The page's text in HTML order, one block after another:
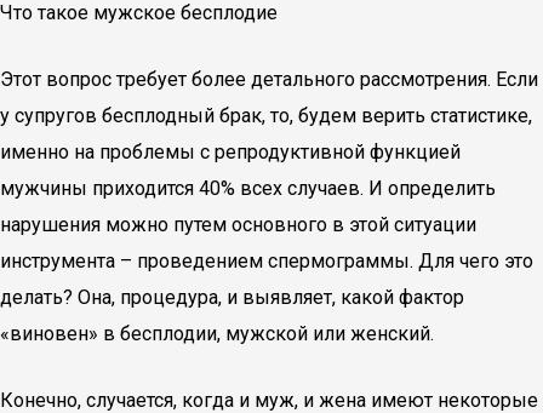
Что такое мужское бесплодие
Этот вопрос требует более детального рассмотрения. Если
у супругов бесплодный брак, то, будем верить статистике,
именно на проблемы с репродуктивной функцией
мужчины приходится 40% всех случаев. И определить
нарушения можно путем основного в этой ситуации
инструмента – проведением спермограммы. Для чего это
делать? Она, процедура, и выявляет, какой фактор
«виновен» в бесплодии, мужской или женский.
Конечно, случается, когда и муж, и жена имеют некоторые